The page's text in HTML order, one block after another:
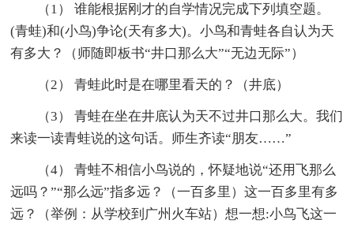
（1） 谁能根据刚才的自学情况完成下列填空题。
(青蛙)和(小鸟)争论(天有多大)。小鸟和青蛙各自认为天
有多大？（师随即板书“井口那么大”“无边无际”）
（2） 青蛙此时是在哪里看天的？（井底）
（3） 青蛙在坐在井底认为天不过井口那么大。我们
来读一读青蛙说的这句话。师生齐读“朋友……”
（4） 青蛙不相信小鸟说的，怀疑地说“还用飞那么
远吗？”“那么远”指多远？（一百多里）这一百多里有多
远？（举例：从学校到广州火车站）想一想:小鸟飞这一